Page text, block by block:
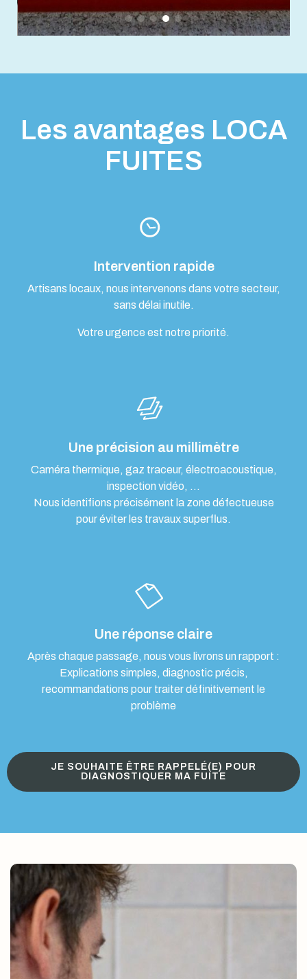
Les avantages LOCA
FUITES
Intervention rapide
Artisans locaux, nous intervenons dans votre secteur,
sans délai inutile.
Votre urgence est notre priorité.
Une précision au millimètre
Caméra thermique, gaz traceur, électroacoustique,
inspection vidéo, …
Nous identifions précisément la zone défectueuse
pour éviter les travaux superflus.
Une réponse claire
Après chaque passage, nous vous livrons un rapport :
Explications simples, diagnostic précis,
recommandations pour traiter définitivement le
problème
JE SOUHAITE ÊTRE RAPPELÉ(E) POUR
DIAGNOSTIQUER MA FUITE